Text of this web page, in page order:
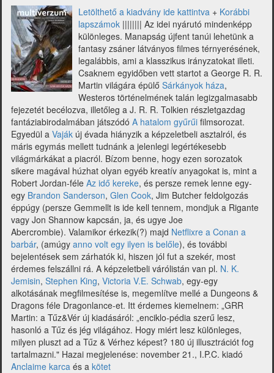
Letölthető a kiadvány ide kattintva + Korábbi
lapszámok |||||||| Az idei nyárutó mindenképp
különleges. Manapság újfent tanúi lehetünk a
fantasy zsáner látványos filmes térnyerésének,
legalábbis, ami a klasszikus irányzatokat illeti.
Csaknem egyidőben vett startot a George R. R.
Martin világára épülő Sárkányok háza,
Westeros történelmének talán legizgalmasabb
fejezetét becélozva, illetőleg a J. R. R. Tolkien részletgazdag
fantáziabirodalmában játszódó A hatalom gyűrűi filmsorozat.
Egyedül a Vaják új évada hiányzik a képzeletbeli asztalról, és
máris egymás mellett tudnánk a jelenlegi legértékesebb
világmárkákat a piacról. Bízom benne, hogy ezen sorozatok
sikere magával húzhat olyan egyéb kreatív anyagokat is, mint a
Robert Jordan-féle Az idő kereke, és persze remek lenne egy-
egy Brandon Sanderson, Glen Cook, Jim Butcher feldolgozás
éppúgy (persze Gemmellt is ide kell tennem, mondjuk a Rigante
vagy Jon Shannow kapcsán, ja, és ugye Joe
Abercrombie). Valamikor érkezik(?) majd Netflixre a Conan a
barbár, (amúgy anno volt egy ilyen is belőle), és további
bejelentések sem zárhatók ki, hiszen jól fut a szekér, most
érdemes felszállni rá. A képzeletbeli várólistán van pl. N. K.
Jemisin, Stephen King, Victoria V.E. Schwab, egy-egy
alkotásának megfilmesítése is, megemlítve mellé a Dungeons &
Dragons féle Dragonlance-et. Itt érdemes kiemelnem: „GRR
Martin: a Tűz&Vér új kiadásáról: „enciklo-pédia szerű lesz,
hasonló a Tűz és jég világához. Hogy miért lesz különleges,
milyen pluszt ad a Tűz & Vérhez képest? 180 új illusztrációt fog
tartalmazni." Hazai megjelenése: november 21., I.P.C. kiadó
Anclaime karca és a kötet